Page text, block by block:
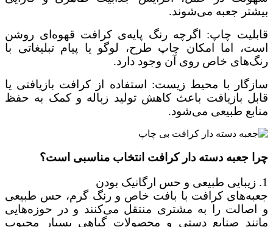
بیشتر جعبه می‌شوند.
قابلیت چاپ: اگرچه رنگ پایه‌ی کرافت قهوه‌ای روشن
است، اما امکان چاپ طرح، لوگو یا پیام تبلیغاتی با
رنگ‌های خاص روی آن وجود دارد.
سازگار با محیط زیست: استفاده از کرافت بازیافتی یا
قابل بازیافت باعث کاهش تولید زباله و کمک به حفظ
منابع طبیعی می‌شود.
چرا جعبه دسته دار کرافت انتخاب مناسبی است؟
1. زیبایی طبیعی و حس ارگانیک بودن
جعبه‌های کرافت با بافت خاص و رنگ گرم، حس طبیعی
و اصالت را به مشتری منتقل می‌کنند و در حوزه‌هایی
مانند صنایع دستی و محصولات گیاهی بسیار محبوب